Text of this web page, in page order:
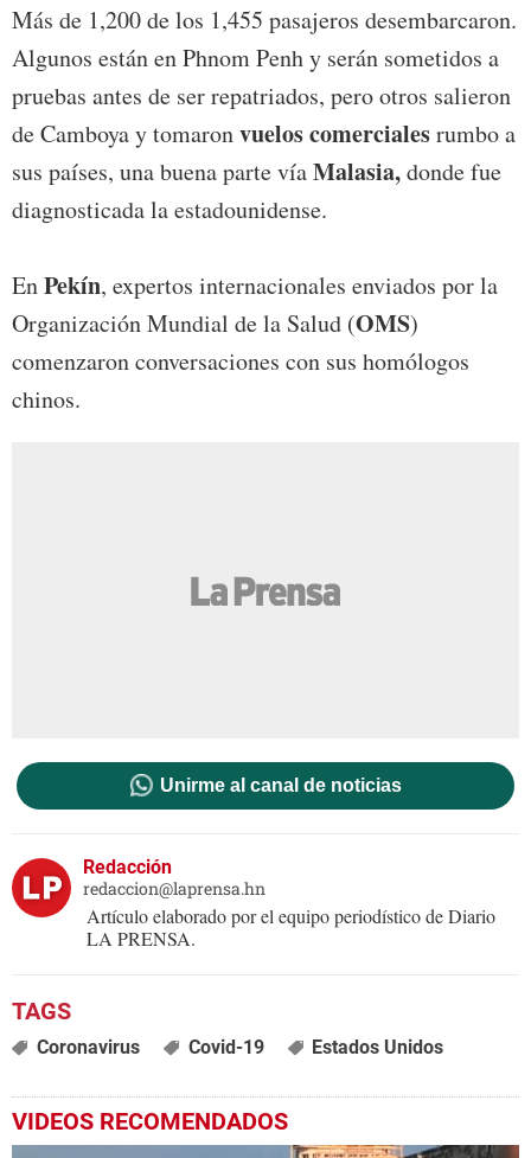
Más de 1,200 de los 1,455 pasajeros desembarcaron.
Algunos están en Phnom Penh y serán sometidos a
pruebas antes de ser repatriados, pero otros salieron
de Camboya y tomaronvuelos comercialesrumbo a
sus países, una buena parte víaMalasia,donde fue
diagnosticada la estadounidense.
EnPekín, expertos internacionales enviados por la
Organización Mundial de la Salud (OMS)
comenzaron conversaciones con sus homólogos
chinos.
Unirme al canal de noticias
Redacción
redaccion@laprensa.hn
Artículo elaborado por el equipo periodístico de Diario
LA PRENSA.
Coronavirus Covid-19 Estados Unidos
VIDEOS RECOMENDADOS